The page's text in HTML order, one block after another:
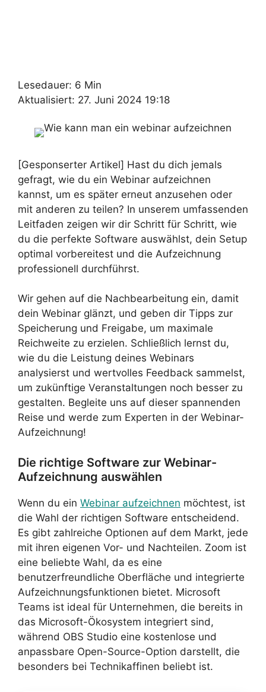
Lesedauer: 6 Min
Aktualisiert: 27. Juni 2024 19:18
[Gesponserter Artikel] Hast du dich jemals
gefragt, wie du ein Webinar aufzeichnen
kannst, um es später erneut anzusehen oder
mit anderen zu teilen? In unserem umfassenden
Leitfaden zeigen wir dir Schritt für Schritt, wie
du die perfekte Software auswählst, dein Setup
optimal vorbereitest und die Aufzeichnung
professionell durchführst.
Wir gehen auf die Nachbearbeitung ein, damit
dein Webinar glänzt, und geben dir Tipps zur
Speicherung und Freigabe, um maximale
Reichweite zu erzielen. Schließlich lernst du,
wie du die Leistung deines Webinars
analysierst und wertvolles Feedback sammelst,
um zukünftige Veranstaltungen noch besser zu
gestalten. Begleite uns auf dieser spannenden
Reise und werde zum Experten in der Webinar-
Aufzeichnung!
Die richtige Software zur Webinar-
Aufzeichnung auswählen
Wenn du ein Webinar aufzeichnen möchtest, ist
die Wahl der richtigen Software entscheidend.
Es gibt zahlreiche Optionen auf dem Markt, jede
mit ihren eigenen Vor- und Nachteilen. Zoom ist
eine beliebte Wahl, da es eine
benutzerfreundliche Oberfläche und integrierte
Aufzeichnungsfunktionen bietet. Microsoft
Teams ist ideal für Unternehmen, die bereits in
das Microsoft-Ökosystem integriert sind,
während OBS Studio eine kostenlose und
anpassbare Open-Source-Option darstellt, die
besonders bei Technikaffinen beliebt ist.